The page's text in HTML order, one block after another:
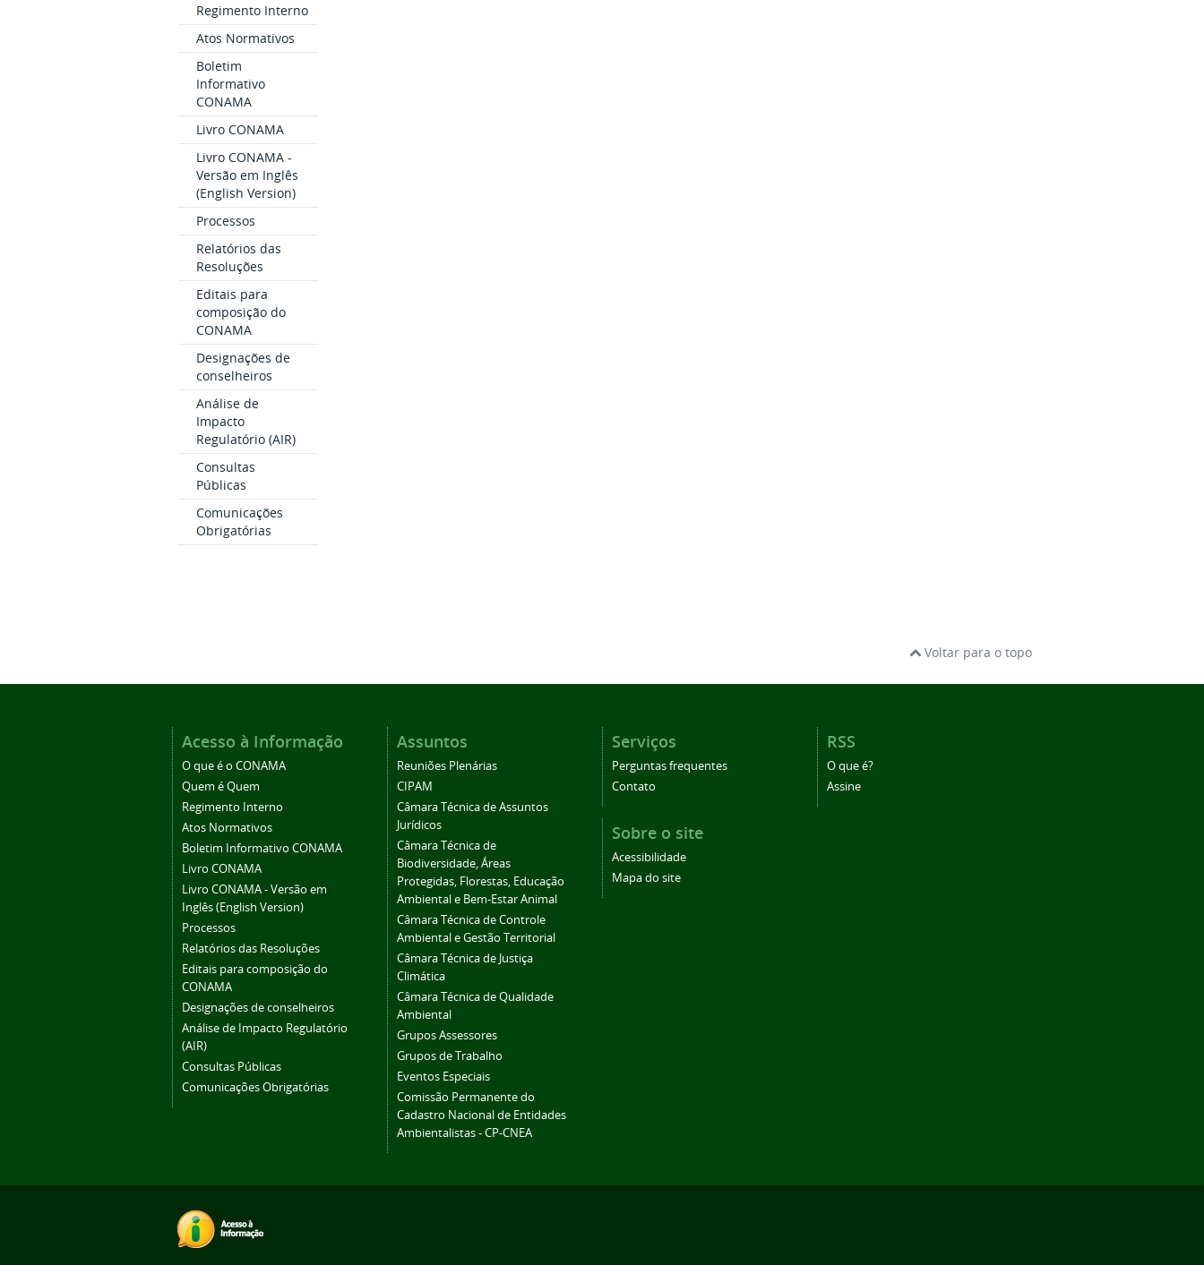
Regimento Interno
Atos Normativos
Boletim
Informativo
CONAMA
Livro CONAMA
Livro CONAMA -
Versão em Inglês
(English Version)
Processos
Relatórios das
Resoluções
Editais para
composição do
CONAMA
Designações de
conselheiros
Análise de
Impacto
Regulatório (AIR)
Consultas
Públicas
Comunicações
Obrigatórias
Voltar para o topo
Acesso à Informação
O que é o CONAMA
Quem é Quem
Regimento Interno
Atos Normativos
Boletim Informativo CONAMA
Livro CONAMA
Livro CONAMA - Versão em
Inglês (English Version)
Processos
Relatórios das Resoluções
Editais para composição do
CONAMA
Designações de conselheiros
Análise de Impacto Regulatório
(AIR)
Consultas Públicas
Comunicações Obrigatórias
Assuntos
Reuniões Plenárias
CIPAM
Câmara Técnica de Assuntos
Jurídicos
Câmara Técnica de
Biodiversidade, Áreas
Protegidas, Florestas, Educação
Ambiental e Bem-Estar Animal
Câmara Técnica de Controle
Ambiental e Gestão Territorial
Câmara Técnica de Justiça
Climática
Câmara Técnica de Qualidade
Ambiental
Grupos Assessores
Grupos de Trabalho
Eventos Especiais
Comissão Permanente do
Cadastro Nacional de Entidades
Ambientalistas - CP-CNEA
Serviços
Perguntas frequentes
Contato
RSS
O que é?
Assine
Sobre o site
Acessibilidade
Mapa do site